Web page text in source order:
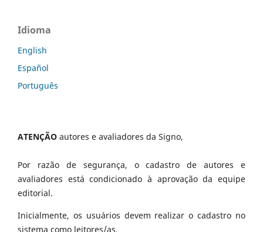
Idioma
English
Español
Português
ATENÇÃO autores e avaliadores da Signo,
Por razão de segurança, o cadastro de autores e
avaliadores está condicionado à aprovação da equipe
editorial.
Inicialmente, os usuários devem realizar o cadastro no
sistema como leitores/as.